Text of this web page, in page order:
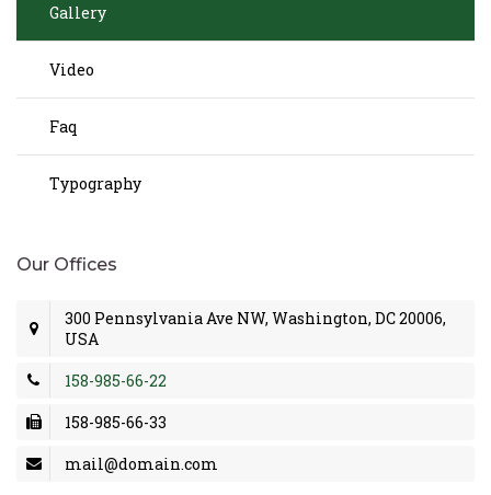
Gallery
Video
Faq
Typography
Our Offices
300 Pennsylvania Ave NW, Washington, DC 20006,
USA
158-985-66-22
158-985-66-33
mail@domain.com